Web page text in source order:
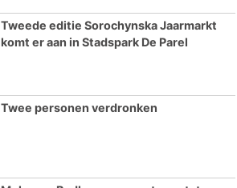
Tweede editie Sorochynska Jaarmarkt
komt er aan in Stadspark De Parel
Twee personen verdronken